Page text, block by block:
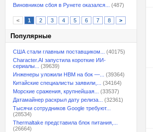
Виновником сбоя в Рунете оказался...
(487)
< 1 2 3 4 5 6 7 8 >
Популярные
США стали главным поставщиком...
(40175)
Character.AI запустила короткие ИИ-
сериалы...
(39639)
Инженеры уложили HBM на бок —...
(39364)
Китайские специалисты заявили,...
(34164)
Морские сражения, крупнейшая...
(33537)
Датамайнер раскрыл дату релиза...
(32361)
Тысячи сотрудников Google требуют...
(28534)
Thermaltake представила блок питания,...
(26664)